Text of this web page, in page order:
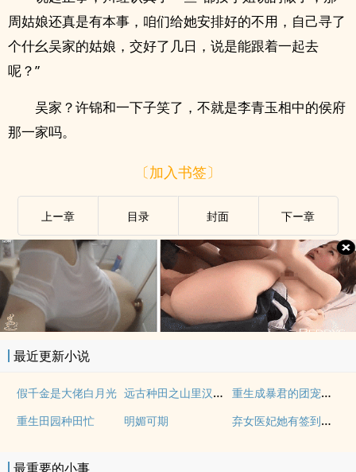
周姑娘还真是有本事，咱们给她安排好的不用，自己寻了
个什幺吴家的姑娘，交好了几日，说是能跟着一起去
呢？”
吴家？许锦和一下子笑了，不就是李青玉相中的侯府
那一家吗。
〔加入书签〕
上ー章 目录 封面 下ー章
最近更新小说
假千金是大佬白月光 远古种田之山里汉子路子野 重生成暴君的团宠小公主
重生田园种田忙 明媚可期 弃女医妃她有签到系统
最重要的小事